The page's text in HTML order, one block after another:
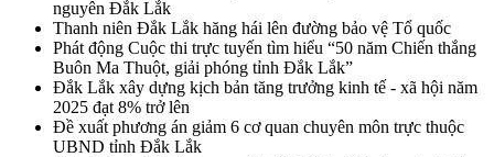
nguyên Đắk Lắk
Thanh niên Đắk Lắk hăng hái lên đường bảo vệ Tổ quốc
Phát động Cuộc thi trực tuyến tìm hiểu “50 năm Chiến thắng
Buôn Ma Thuột, giải phóng tỉnh Đắk Lắk”
Đắk Lắk xây dựng kịch bản tăng trưởng kinh tế - xã hội năm
2025 đạt 8% trở lên
Đề xuất phương án giảm 6 cơ quan chuyên môn trực thuộc
UBND tỉnh Đắk Lắk